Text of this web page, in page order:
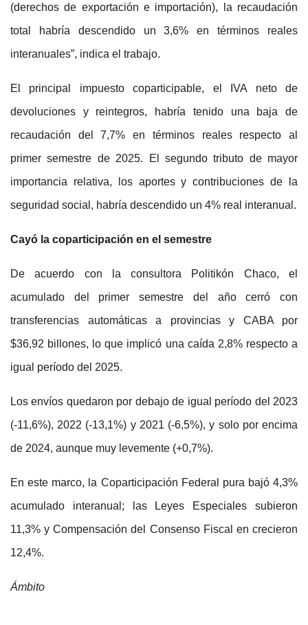
(derechos de exportación e importación), la recaudación
total habría descendido un 3,6% en términos reales
interanuales”, indica el trabajo.
El principal impuesto coparticipable, el IVA neto de
devoluciones y reintegros, habría tenido una baja de
recaudación del 7,7% en términos reales respecto al
primer semestre de 2025. El segundo tributo de mayor
importancia relativa, los aportes y contribuciones de la
seguridad social, habría descendido un 4% real interanual.
Cayó la coparticipación en el semestre
De acuerdo con la consultora Politikón Chaco, el
acumulado del primer semestre del año cerró con
transferencias automáticas a provincias y CABA por
$36,92 billones, lo que implicó una caída 2,8% respecto a
igual período del 2025.
Los envíos quedaron por debajo de igual período del 2023
(-11,6%), 2022 (-13,1%) y 2021 (-6,5%), y solo por encima
de 2024, aunque muy levemente (+0,7%).
En este marco, la Coparticipación Federal pura bajó 4,3%
acumulado interanual; las Leyes Especiales subieron
11,3% y Compensación del Consenso Fiscal en crecieron
12,4%.
Ámbito